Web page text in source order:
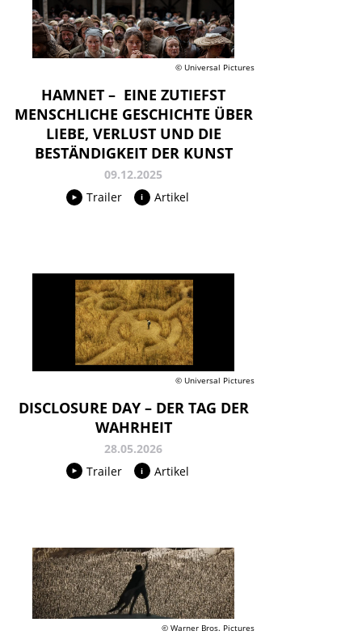
© Universal Pictures
HAMNET – EINE ZUTIEFST
MENSCHLICHE GESCHICHTE ÜBER
LIEBE, VERLUST UND DIE
BESTÄNDIGKEIT DER KUNST
09.12.2025
Trailer
Artikel
© Universal Pictures
DISCLOSURE DAY – DER TAG DER
WAHRHEIT
28.05.2026
Trailer
Artikel
© Warner Bros. Pictures